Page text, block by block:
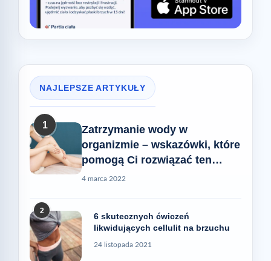
NAJLEPSZE ARTYKUŁY
1
Zatrzymanie wody w
organizmie – wskazówki, które
pomogą Ci rozwiązać ten
problem
4 marca 2022
2
6 skutecznych ćwiczeń
likwidujących cellulit na brzuchu
24 listopada 2021